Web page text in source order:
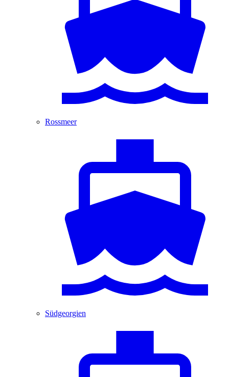
Rossmeer
Südgeorgien